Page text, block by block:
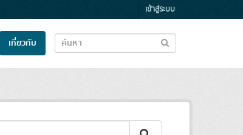
เข้าสู่ระบบ
เกี่ยวกับ